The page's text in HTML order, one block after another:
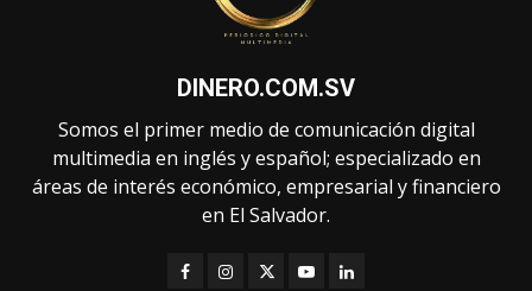
DINERO.COM.SV
Somos el primer medio de comunicación digital
multimedia en inglés y español; especializado en
áreas de interés económico, empresarial y financiero
en El Salvador.